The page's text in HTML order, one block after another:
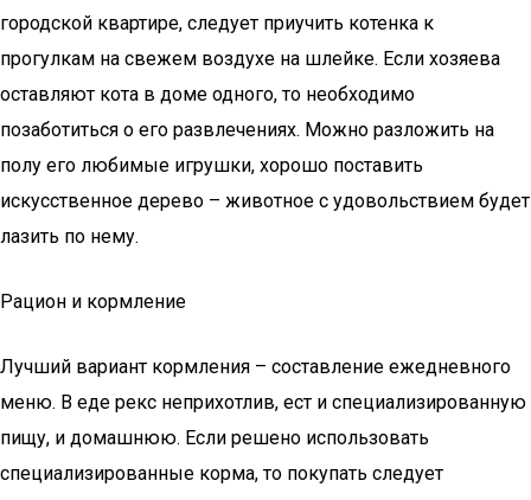
городской квартире, следует приучить котенка к
прогулкам на свежем воздухе на шлейке. Если хозяева
оставляют кота в доме одного, то необходимо
позаботиться о его развлечениях. Можно разложить на
полу его любимые игрушки, хорошо поставить
искусственное дерево – животное с удовольствием будет
лазить по нему.
Рацион и кормление
Лучший вариант кормления – составление ежедневного
меню. В еде рекс неприхотлив, ест и специализированную
пищу, и домашнюю. Если решено использовать
специализированные корма, то покупать следует